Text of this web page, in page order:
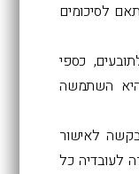
לסיכומים
כספי
השתמשה
לאישור
לעובדיה כל